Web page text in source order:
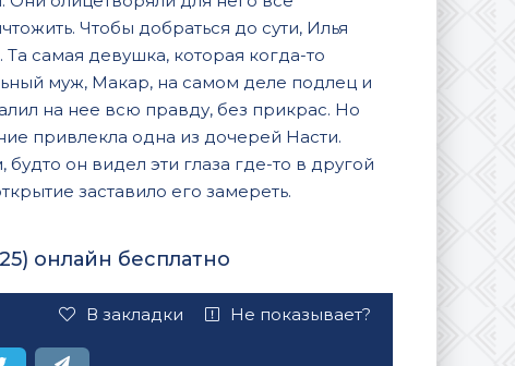
Чтобы добраться до сути, Илья
самая девушка, которая когда-то
муж, Макар, на самом деле подлец и
на нее всю правду, без прикрас. Но
привлекла одна из дочерей Насти.
он видел эти глаза где-то в другой
заставило его замереть.
онлайн бесплатно
В закладки Не показывает?